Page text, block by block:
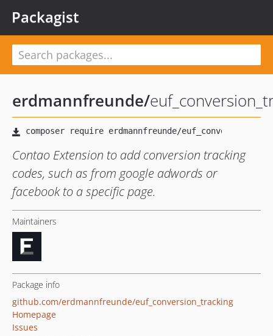
Packagist
erdmannfreunde/
Contao Extension to add conversion tracking
codes, such as from google adwords or
facebook to a specific page.
Maintainers
Package info
github.com/erdmannfreunde/euf_conversion_tracking
Homepage
Issues